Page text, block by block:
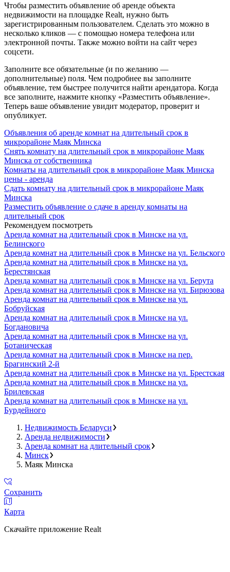
Чтобы разместить объявление об аренде объекта
недвижимости на площадке Realt, нужно быть
зарегистрированным пользователем. Сделать это можно в
несколько кликов — с помощью номера телефона или
электронной почты. Также можно войти на сайт через
соцсети.
Заполните все обязательные (и по желанию —
дополнительные) поля. Чем подробнее вы заполните
объявление, тем быстрее получится найти арендатора. Когда
все заполните, нажмите кнопку «Разместить объявление».
Теперь ваше объявление увидит модератор, проверит и
опубликует.
Объявления об аренде комнат на длительный срок в
микрорайоне Маяк Минска
Снять комнату на длительный срок в микрорайоне Маяк
Минска от собственника
Комнаты на длительный срок в микрорайоне Маяк Минска
цены - аренда
Сдать комнату на длительный срок в микрорайоне Маяк
Минска
Разместить объявление о сдаче в аренду комнаты на
длительный срок
Рекомендуем посмотреть
Аренда комнат на длительный срок в Минске на ул.
Белинского
Аренда комнат на длительный срок в Минске на ул. Бельского
Аренда комнат на длительный срок в Минске на ул.
Берестянская
Аренда комнат на длительный срок в Минске на ул. Берута
Аренда комнат на длительный срок в Минске на ул. Бирюзова
Аренда комнат на длительный срок в Минске на ул.
Бобруйская
Аренда комнат на длительный срок в Минске на ул.
Богдановича
Аренда комнат на длительный срок в Минске на ул.
Ботаническая
Аренда комнат на длительный срок в Минске на пер.
Брагинский 2-й
Аренда комнат на длительный срок в Минске на ул. Брестская
Аренда комнат на длительный срок в Минске на ул.
Брилевская
Аренда комнат на длительный срок в Минске на ул.
Бурдейного
Недвижимость Беларуси
Аренда недвижимости
Аренда комнат на длительный срок
Минск
Маяк Минска
Сохранить
Карта
Скачайте приложение Realt